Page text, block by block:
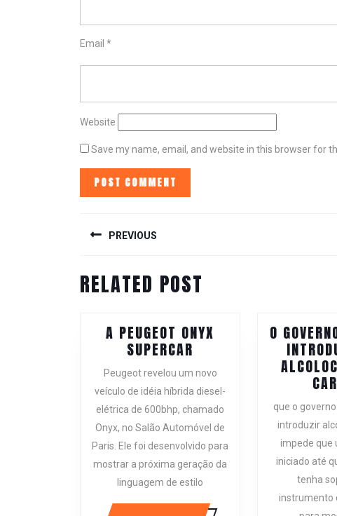
Email *
Website
Save my name, email, and website in this browser for
NAVIGATION
PREVIOUS
post:
RELATED POST
A PEUGEOT ONYX
SUPERCAR
PEUGEOT
ONYX
SUPERCAR
Peugeot revelou um novo
veículo de idéia híbrida diesel-
elétrica de 600bhp, chamado
Onyx, no Salão Automóvel de
Paris. Ele foi desenvolvido para
mostrar a próxima geração da
linguagem de estilo
O
que o
introduzir
impede que
iniciado até
tenha
instrumento